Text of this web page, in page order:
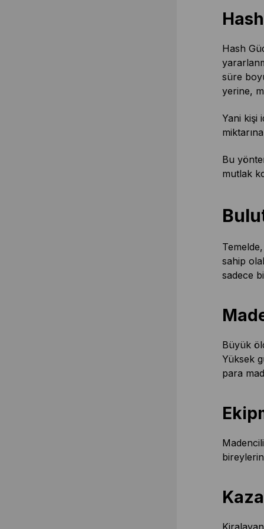
Hash
süre
yerine,
Yani kişi
Bu
mutlak
sahip
sadece
Büyük
Yüksek
para